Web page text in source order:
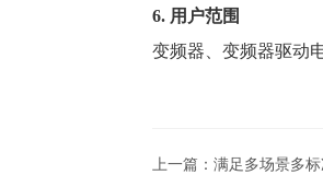
6. 用户范围
变频器、变频器驱动
上一篇： 满足多场景多